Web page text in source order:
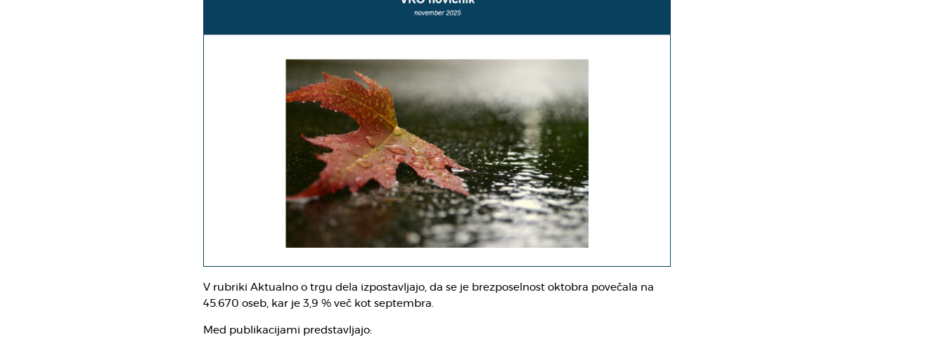
V rubriki Aktualno o trgu dela izpostavljajo, da se je brezposelnost oktobra povečala na
45.670 oseb, kar je 3,9 % več kot septembra.
Med publikacijami predstavljajo: